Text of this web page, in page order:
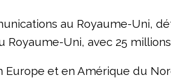
au Royaume-Uni,
Uni, avec 25
et en Amérique du